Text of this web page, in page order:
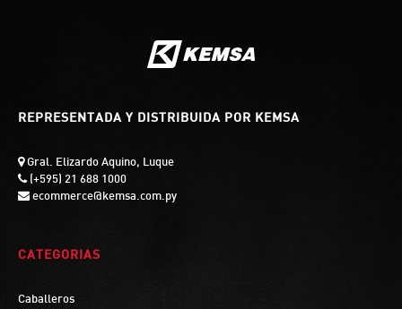
REPRESENTADA Y DISTRIBUIDA POR KEMSA
Gral. Elizardo Aquino, Luque
(+595) 21 688 1000
ecommerce@kemsa.com.py
CATEGORIAS
Caballeros